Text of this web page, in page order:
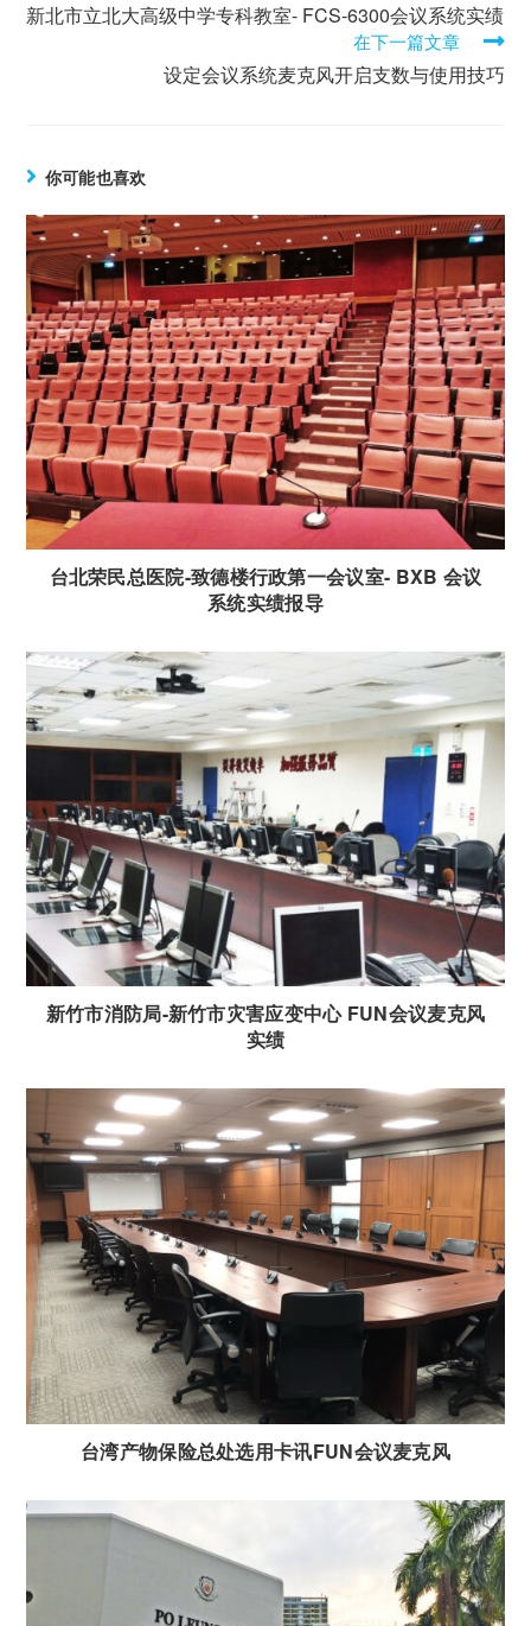
新北市立北大高级中学专科教室- FCS-6300会议系统实绩
在下一篇文章
设定会议系统麦克风开启支数与使用技巧
你可能也喜欢
台北荣民总医院-致德楼行政第一会议室- BXB 会议
系统实绩报导
新竹市消防局-新竹市灾害应变中心 FUN会议麦克风
实绩
台湾产物保险总处选用卡讯FUN会议麦克风